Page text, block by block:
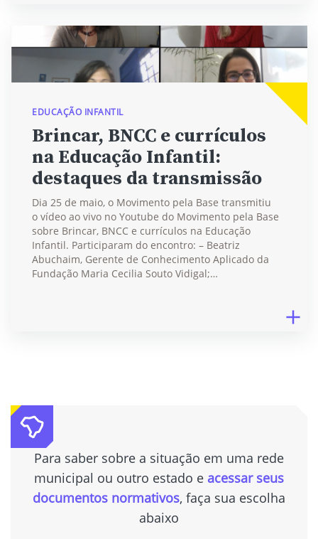
EDUCAÇÃO INFANTIL
Brincar, BNCC e currículos
na Educação Infantil:
destaques da transmissão
Dia 25 de maio, o Movimento pela Base transmitiu
o vídeo ao vivo no Youtube do Movimento pela Base
sobre Brincar, BNCC e currículos na Educação
Infantil. Participaram do encontro: – Beatriz
Abuchaim, Gerente de Conhecimento Aplicado da
Fundação Maria Cecilia Souto Vidigal;…
Para saber sobre a situação em uma rede
municipal ou outro estado e acessar seus
documentos normativos, faça sua escolha
abaixo